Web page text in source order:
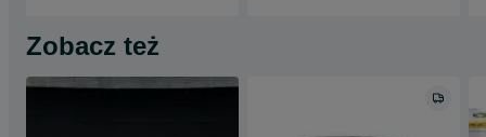
Zobacz też